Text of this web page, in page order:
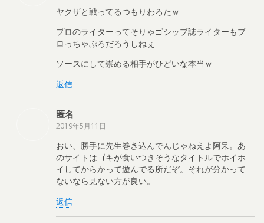
ヤクザと戦ってるつもりわろたｗ
プロのライターってそりゃゴシップ誌ライターもプ
ロっちゃぷろだろうしねぇ
ソースにして崇める相手がひどいな本当ｗ
返信
匿名
2019年5月11日
おい、勝手に先生巻き込んでんじゃねえよ阿呆。あ
のサイトはゴキが食いつきそうなタイトルでホイホ
イしてからかって遊んでる所だぞ。それが分かって
ないなら見ない方が良い。
返信